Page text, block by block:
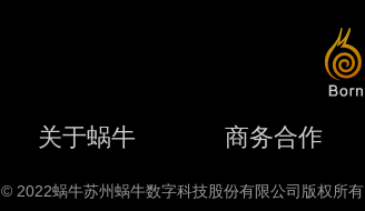
关于蜗牛 商务合作
© 2022蜗牛苏州蜗牛数字科技股份有限公司版权所有